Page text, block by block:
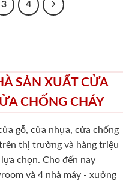
3 4
SẢN XUẤT CỬA
CHỐNG CHÁY
gỗ, cửa nhựa, cửa chống
thị trường và hàng triệu
chọn. Cho đến nay
và 4 nhà máy - xưởng